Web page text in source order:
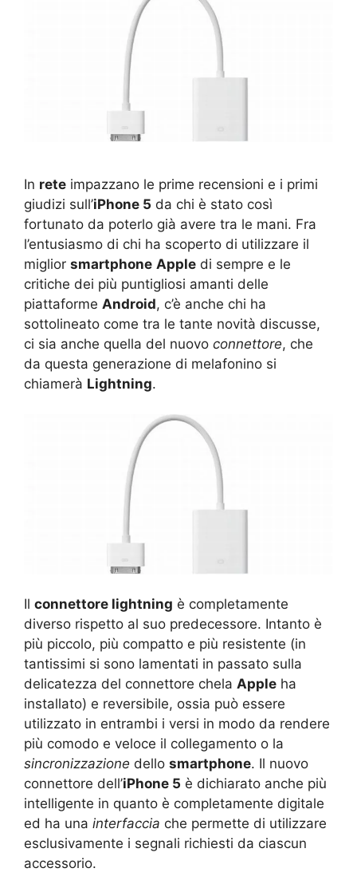
In rete impazzano le prime recensioni e i primi
giudizi sull’iPhone 5 da chi è stato così
fortunato da poterlo già avere tra le mani. Fra
l’entusiasmo di chi ha scoperto di utilizzare il
miglior smartphone Apple di sempre e le
critiche dei più puntigliosi amanti delle
piattaforme Android, c’è anche chi ha
sottolineato come tra le tante novità discusse,
ci sia anche quella del nuovo connettore, che
da questa generazione di melafonino si
chiamerà Lightning.
Il connettore lightning è completamente
diverso rispetto al suo predecessore. Intanto è
più piccolo, più compatto e più resistente (in
tantissimi si sono lamentati in passato sulla
delicatezza del connettore chela Apple ha
installato) e reversibile, ossia può essere
utilizzato in entrambi i versi in modo da rendere
più comodo e veloce il collegamento o la
sincronizzazione dello smartphone. Il nuovo
connettore dell’iPhone 5 è dichiarato anche più
intelligente in quanto è completamente digitale
ed ha una interfaccia che permette di utilizzare
esclusivamente i segnali richiesti da ciascun
accessorio.